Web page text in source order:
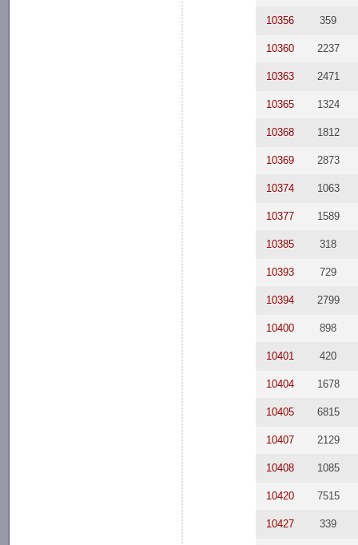
10356 359
10360 2237
10363 2471
10365 1324
10368 1812
10369 2873
10374 1063
10377 1589
10385 318
10393 729
10394 2799
10400 898
10401 420
10404 1678
10405 6815
10407 2129
10408 1085
10420 7515
10427 339